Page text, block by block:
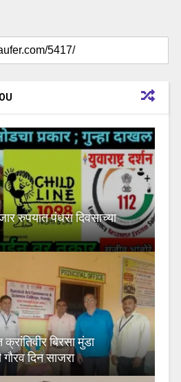
रुपयात पंधरा दिवसाच्या
बिरसा मुंडा
दिन साजरा